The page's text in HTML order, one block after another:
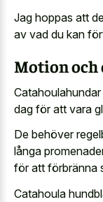
Jag hoppas att
av vad du kan
Motion och
dag för att vara
De behöver
långa
för att förbränna
Catahoula